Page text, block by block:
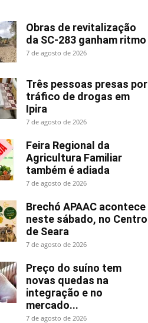
Obras de revitalização
da SC-283 ganham ritmo
7 de agosto de 2026
Três pessoas presas por
tráfico de drogas em
Ipira
7 de agosto de 2026
Feira Regional da
Agricultura Familiar
também é adiada
7 de agosto de 2026
Brechó APAAC acontece
neste sábado, no Centro
de Seara
7 de agosto de 2026
Preço do suíno tem
novas quedas na
integração e no
mercado...
7 de agosto de 2026